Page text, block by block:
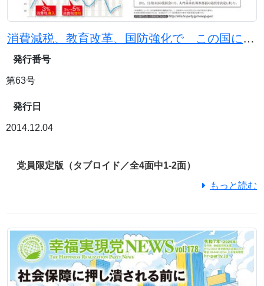
消費減税、教育改革、国防強化で この国に、もっと自由を。
発行番号
第63号
発行日
2014.12.04
党員限定版（タブロイド／全4面中1-2面）
もっと読む